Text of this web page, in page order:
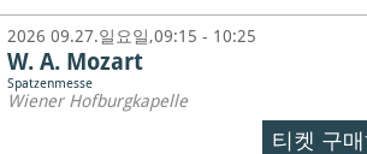
2026 09.27.일요일,09:15 - 10:25
W. A. Mozart
Spatzenmesse
Wiener Hofburgkapelle
티켓 구